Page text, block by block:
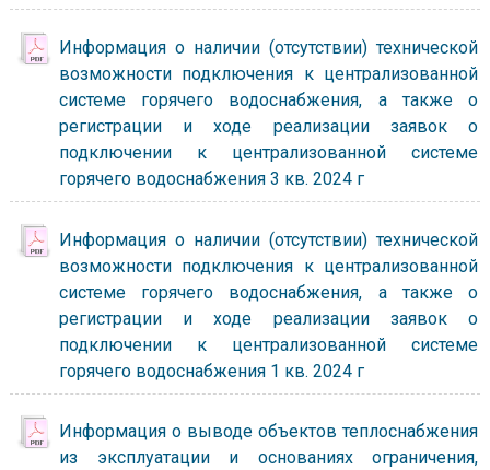
Информация о наличии (отсутствии) технической
возможности подключения к централизованной
системе горячего водоснабжения, а также о
регистрации и ходе реализации заявок о
подключении к централизованной системе
горячего водоснабжения 3 кв. 2024 г
Информация о наличии (отсутствии) технической
возможности подключения к централизованной
системе горячего водоснабжения, а также о
регистрации и ходе реализации заявок о
подключении к централизованной системе
горячего водоснабжения 1 кв. 2024 г
Информация о выводе объектов теплоснабжения
из эксплуатации и основаниях ограничения,